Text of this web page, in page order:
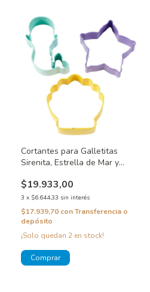
Cortantes para Galletitas
Sirenita, Estrella de Mar y
$19.933,00
3 x $6.644,33 sin interés
$17.939,70 conTransferencia o
depósito
¡Solo quedan 2 en stock!